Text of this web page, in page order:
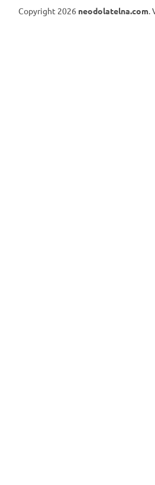
Copyright 2026 neodolatelna.com.